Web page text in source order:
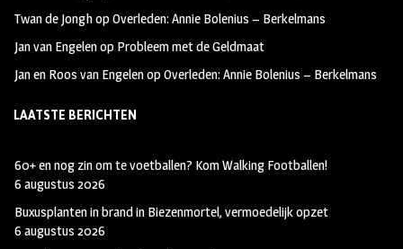
Twan de JonghopOverleden: Annie Bolenius – Berkelmans
Jan van Engelenop Probleem met de Geldmaat
Jan en Roos van EngelenopOverleden: Annie Bolenius – Berkelmans
LAATSTE BERICHTEN
60+ en nog zin om te voetballen? Kom Walking Footballen!
6 augustus 2026
Buxusplanten in brand in Biezenmortel, vermoedelijk opzet
6 augustus 2026